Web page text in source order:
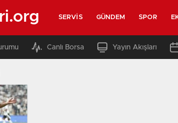
SERVIS GÜNDEM SPOR
Canlı Borsa Yayın Akışları